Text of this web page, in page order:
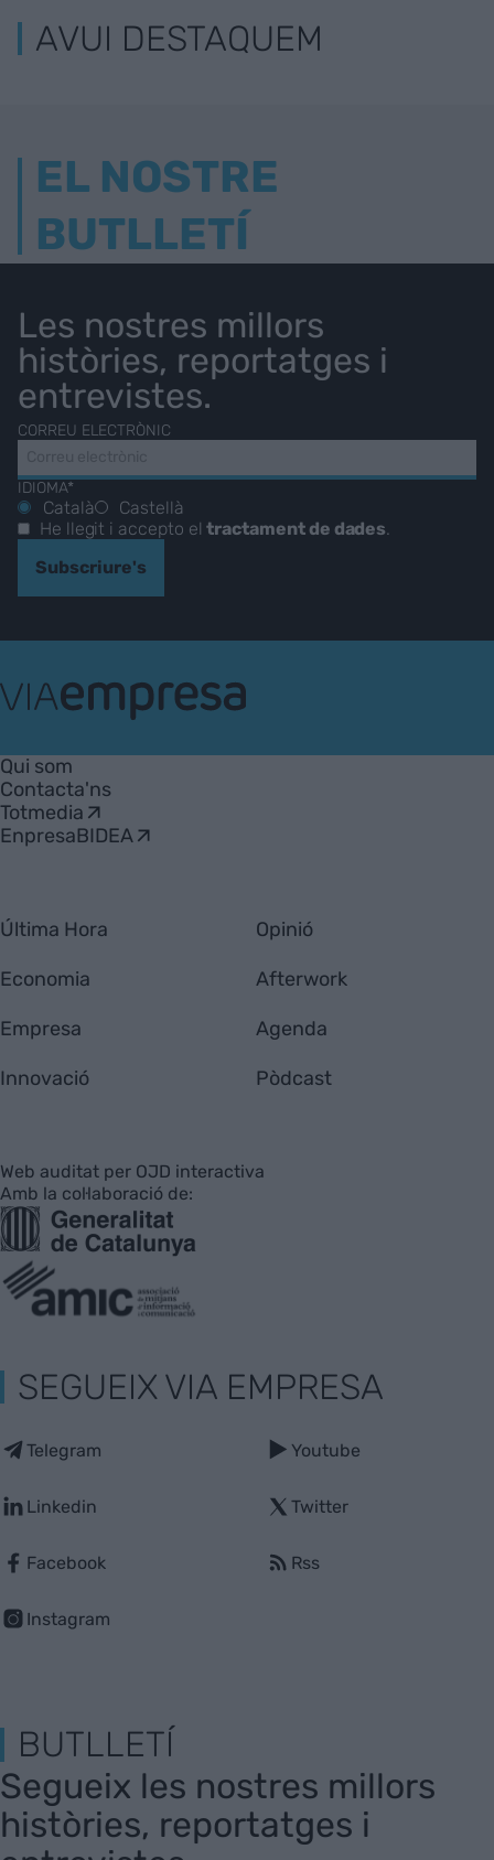
AVUI DESTAQUEM
EL NOSTRE
BUTLLETÍ
Les nostres millors
històries, reportatges i
entrevistes.
CORREU ELECTRÒNIC
IDIOMA*
Català
Castellà
He llegit i accepto eltractament de dades
Subscriure's
Empresa
Qui som
Contacta'ns
Totmedia
EnpresaBIDEA
Última Hora
Economia
Empresa
Innovació
Opinió
Afterwork
Agenda
Pòdcast
Web auditat per OJD interactiva
Amb la col·laboració de:
SEGUEIX VIA EMPRESA
Telegram
Linkedin
Facebook
Instagram
Youtube
Twitter
Rss
BUTLLETÍ
Segueix les nostres millors
històries, reportatges i